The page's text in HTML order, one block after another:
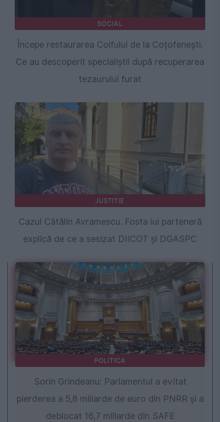
SOCIAL
Începe restaurarea Coifului de la Coțofenești.
Ce au descoperit specialiștii după recuperarea
tezaurului furat
JUSTITIE
Cazul Cătălin Avramescu. Fosta lui parteneră
explică de ce a sesizat DIICOT și DGASPC
POLITICA
Sorin Grindeanu: Parlamentul a evitat
pierderea a 5,8 miliarde de euro din PNRR și a
deblocat 16,7 miliarde din SAFE